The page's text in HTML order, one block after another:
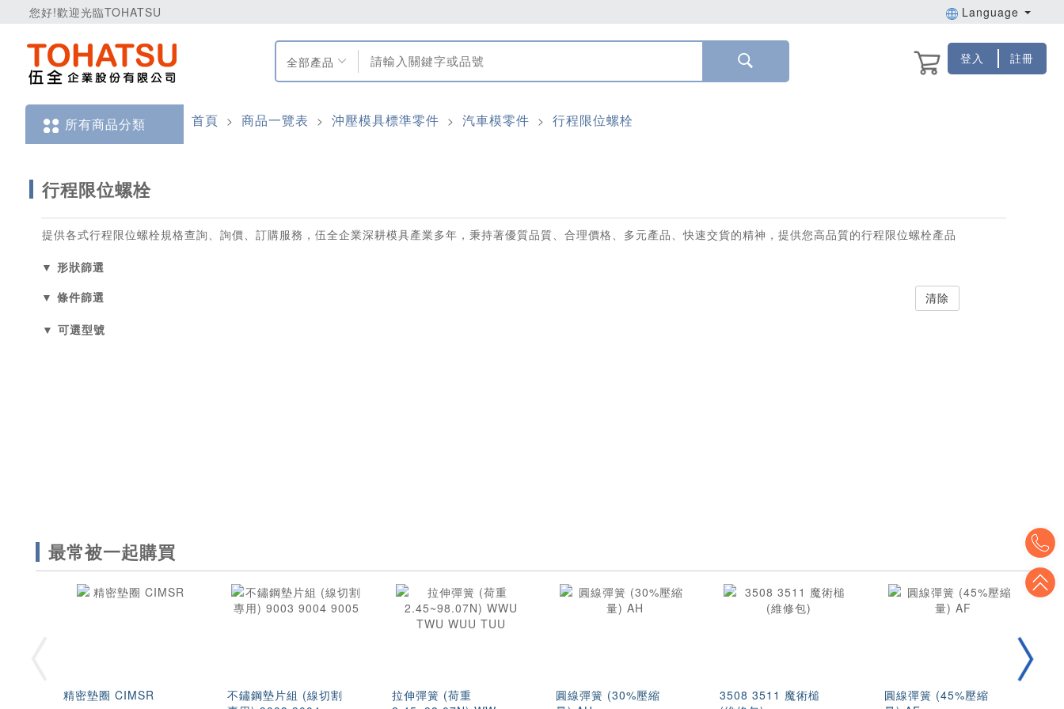
您好!歡迎光臨TOHATSU Language
全部產品 登入 註冊
所有商品分類 首頁 > 商品一覽表 > 沖壓模具標準零件 > 汽車模零件 > 行程限位螺栓
行程限位螺栓
提供各式行程限位螺栓規格查詢、詢價、訂購服務，伍全企業深耕模具產業多年，秉持著優質品質、合理價格、多元產品、快速交貨的精神，提供您高品質的行程限位螺栓產品
▼ 形狀篩選
▼ 條件篩選
清除
▼ 可選型號
最常被一起購買
精密墊圈 CIMSR
不鏽鋼墊片組 (線切割
拉伸彈簧 (荷重
圓線彈簧 (30%壓縮
3508 3511 魔術槌
圓線彈簧 (45%壓縮